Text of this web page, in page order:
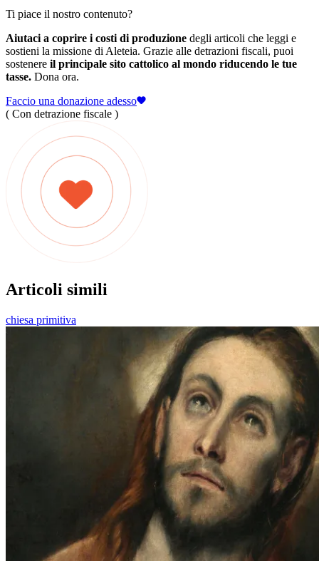
Ti piace il nostro contenuto?
Aiutaci a coprire i costi di produzione degli articoli che leggi e
sostieni la missione di Aleteia. Grazie alle detrazioni fiscali, puoi
sostenere il principale sito cattolico al mondo riducendo le tue
tasse. Dona ora.
Faccio una donazione adesso
( Con detrazione fiscale )
Articoli simili
chiesa primitiva